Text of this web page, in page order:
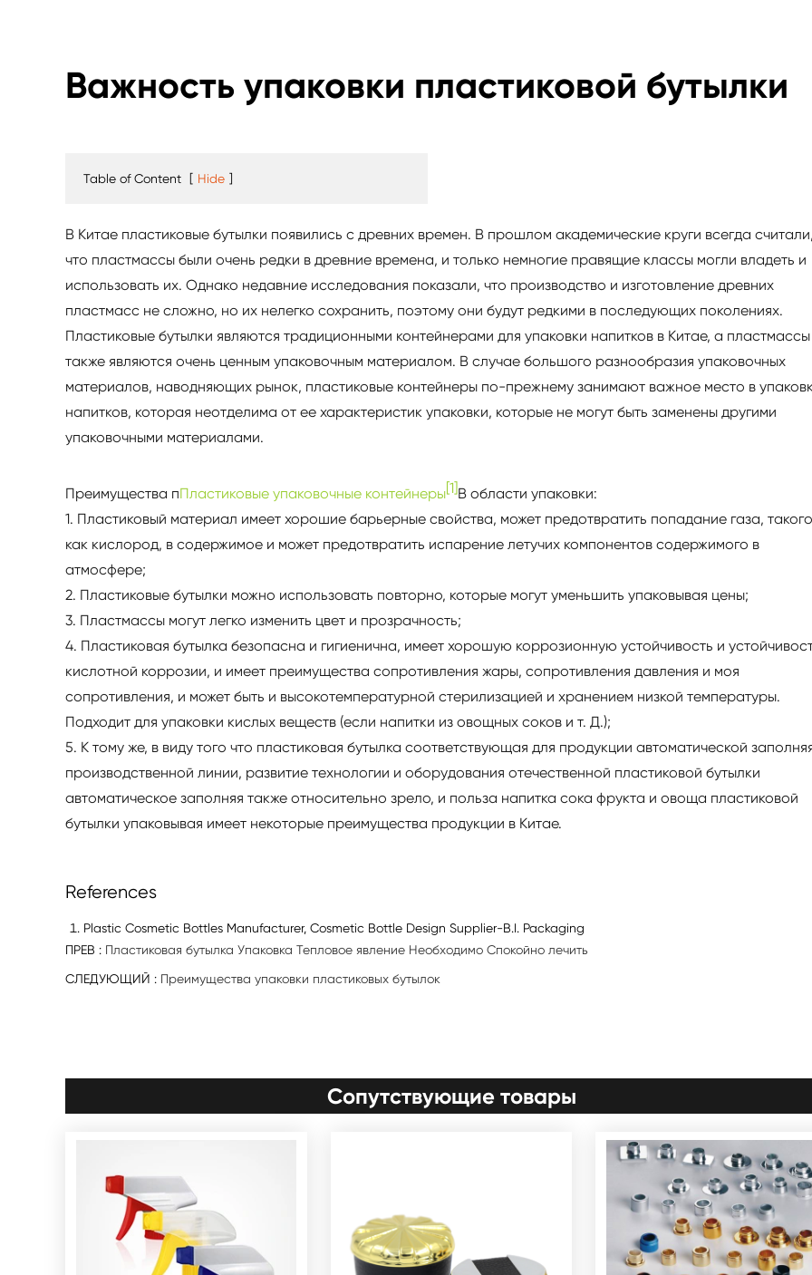
Важность упаковки пластиковой бутылки
Table of Content [ Hide ]
В Китае пластиковые бутылки появились с древних времен. В прошлом академические круги всегда считали,
что пластмассы были очень редки в древние времена, и только немногие правящие классы могли владеть и
использовать их. Однако недавние исследования показали, что производство и изготовление древних
пластмасс не сложно, но их нелегко сохранить, поэтому они будут редкими в последующих поколениях.
Пластиковые бутылки являются традиционными контейнерами для упаковки напитков в Китае, а пластмассы
также являются очень ценным упаковочным материалом. В случае большого разнообразия упаковочных
материалов, наводняющих рынок, пластиковые контейнеры по-прежнему занимают важное место в
напитков, которая неотделима от ее характеристик упаковки, которые не могут быть заменены другими
упаковочными материалами.
Преимущества пПластиковые упаковочные контейнеры[1]В области упаковки:
1. Пластиковый материал имеет хорошие барьерные свойства, может предотвратить попадание газа, такого
как кислород, в содержимое и может предотвратить испарение летучих компонентов содержимого в
атмосфере;
2. Пластиковые бутылки можно использовать повторно, которые могут уменьшить упаковывая цены;
3. Пластмассы могут легко изменить цвет и прозрачность;
4. Пластиковая бутылка безопасна и гигиенична, имеет хорошую коррозионную устойчивость и
кислотной коррозии, и имеет преимущества сопротивления жары, сопротивления давления и моя
сопротивления, и может быть и высокотемпературной стерилизацией и хранением низкой температуры.
Подходит для упаковки кислых веществ (если напитки из овощных соков и т. Д.);
5. К тому же, в виду того что пластиковая бутылка соответствующая для продукции автоматической
производственной линии, развитие технологии и оборудования отечественной пластиковой бутылки
автоматическое заполняя также относительно зрело, и польза напитка сока фрукта и овоща пластиковой
бутылки упаковывая имеет некоторые преимущества продукции в Китае.
References
Plastic Cosmetic Bottles Manufacturer, Cosmetic Bottle Design Supplier-B.I. Packaging
ПРЕВ : Пластиковая бутылка Упаковка Тепловое явление Необходимо Спокойно лечить
СЛЕДУЮЩИЙ : Преимущества упаковки пластиковых бутылок
Сопутствующие товары